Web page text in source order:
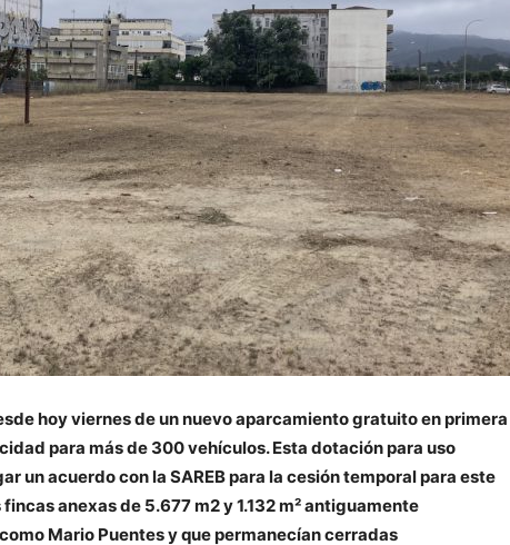
hoy viernes de un nuevo aparcamiento gratuito en primera
para más de 300 vehículos. Esta dotación para uso
un acuerdo con la SAREB para la cesión temporal para este
anexas de 5.677 m2 y 1.132 m² antiguamente
Mario Puentes y que permanecían cerradas